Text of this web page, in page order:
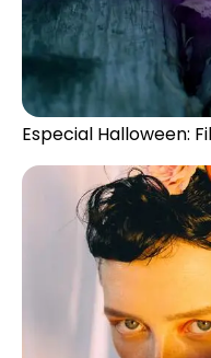
Especial Halloween: